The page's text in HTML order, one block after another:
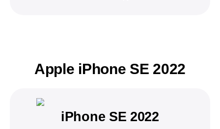
Apple iPhone SE 2022
iPhone SE 2022